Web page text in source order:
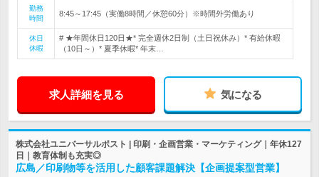
勤務
時間
8:45～17:45（実働8時間／休憩60分）※時間外労働あり
休日
休暇
# ★年間休日120日★* 完全週休2日制（土日祝休み）* 有給休暇
（10日～）* 夏季休暇* 年末…
求人詳細を見る 気になる
株式会社ユニバーサルポスト | 印刷・企画営業・マーケティング｜年休127
日｜教育体制も充実◎
広島／印刷物等を活用した顧客課題解決【企画提案型営業】